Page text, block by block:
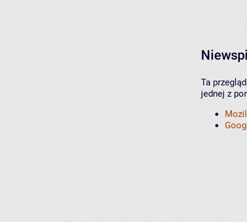
Ta
jednej z